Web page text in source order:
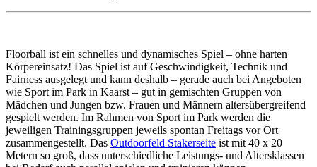
Floorball ist ein schnelles und dynamisches Spiel – ohne harten
Körpereinsatz! Das Spiel ist auf Geschwindigkeit, Technik und
Fairness ausgelegt und kann deshalb – gerade auch bei Angeboten
wie Sport im Park in Kaarst – gut in gemischten Gruppen von
Mädchen und Jungen bzw. Frauen und Männern altersübergreifend
gespielt werden. Im Rahmen von Sport im Park werden die
jeweiligen Trainingsgruppen jeweils spontan Freitags vor Ort
zusammengestellt. Das Outdoorfeld Stakerseite ist mit 40 x 20
Metern so groß, dass unterschiedliche Leistungs- und Altersklassen